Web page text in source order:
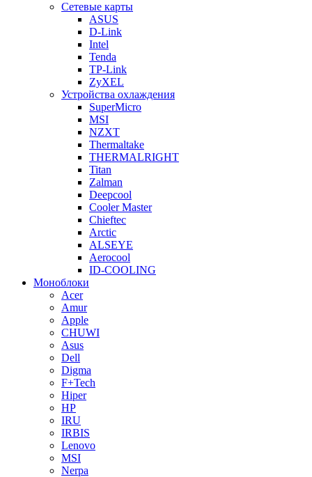
Сетевые карты
ASUS
D-Link
Intel
Tenda
TP-Link
ZyXEL
Устройства охлаждения
SuperMicro
MSI
NZXT
Thermaltake
THERMALRIGHT
Titan
Zalman
Deepcool
Cooler Master
Chieftec
Arctic
ALSEYE
Aerocool
ID-COOLING
Моноблоки
Acer
Amur
Apple
CHUWI
Asus
Dell
Digma
F+Tech
Hiper
HP
IRU
IRBIS
Lenovo
MSI
Nerpa